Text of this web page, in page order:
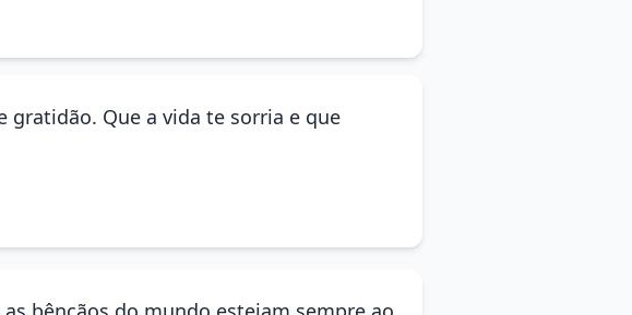
gratidão. Que a vida te sorria e que